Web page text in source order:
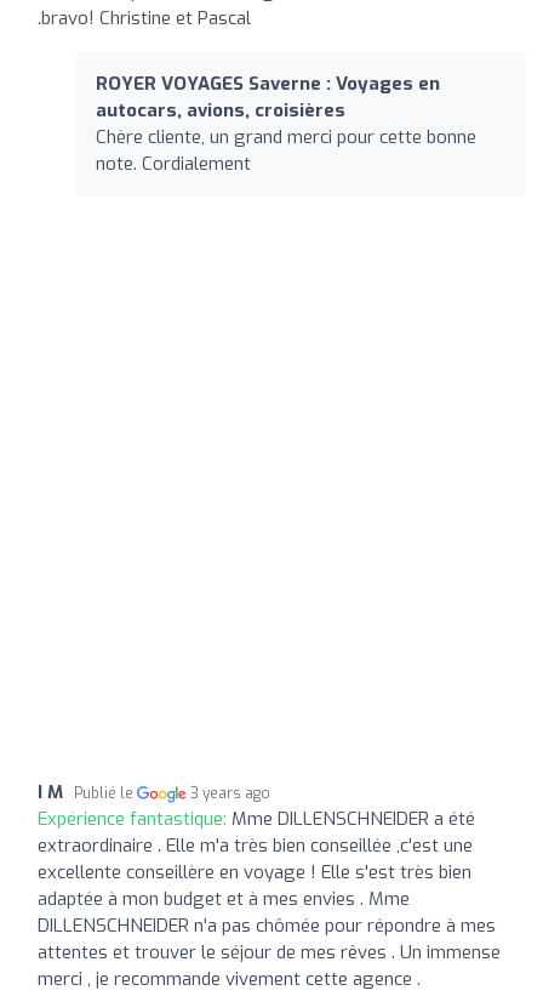
.bravo! Christine et Pascal
ROYER VOYAGES Saverne : Voyages en
autocars, avions, croisières
Chère cliente, un grand merci pour cette bonne
note. Cordialement
I M Publié le 3 years ago
Expérience fantastique: Mme DILLENSCHNEIDER a été
extraordinaire . Elle m'a très bien conseillée ,c'est une
excellente conseillère en voyage ! Elle s'est très bien
adaptée à mon budget et à mes envies . Mme
DILLENSCHNEIDER n'a pas chômée pour répondre à mes
attentes et trouver le séjour de mes rêves . Un immense
merci , je recommande vivement cette agence .